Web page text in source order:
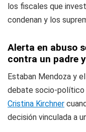
los fiscales que
condenan y los
Alerta en abuso
contra un padre
Estaban Mendoza y
debate socio-político
Cristina Kirchner
decisión vinculada a